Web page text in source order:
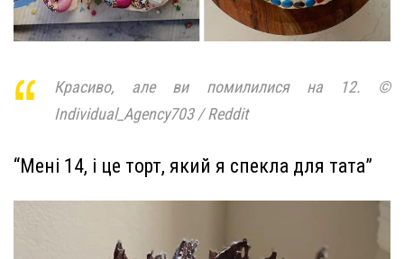
Красиво, але ви помилилися на 12. ©
Individual_Agency703 / Reddit
“Мені 14, і це торт, який я спекла для тата”